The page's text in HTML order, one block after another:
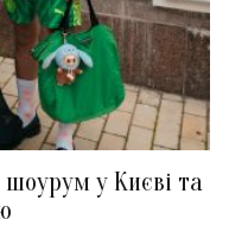
шоурум у Києві та